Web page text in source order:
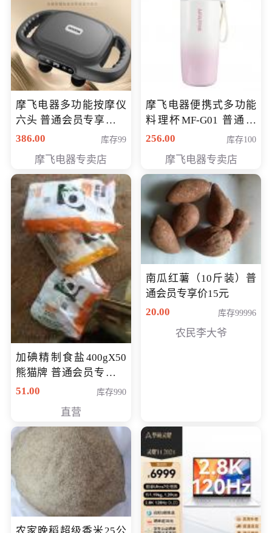
摩飞电器多功能按摩仪
六头 普通会员专享价格
199元
386.00 库存99
摩飞电器专卖店
摩飞电器便携式多功能
料理杯MF-G01 普通会
员专享价格118元
256.00 库存100
摩飞电器专卖店
加碘精制食盐400gX50
熊猫牌 普通会员专享价
格50元
51.00 库存990
直营
南瓜红薯（10斤装）普
通会员专享价15元
20.00
库存99996
农民李大爷